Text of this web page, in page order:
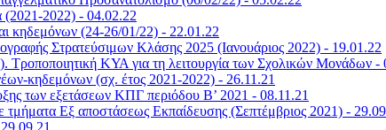
2022) - 04.02.22
κηδεμόνων (24-26/01/22) - 22.01.22
Στρατεύσιμων Κλάσης 2025 (Ιανουάριος 2022) - 19.01.22
ΚΥΑ για τη λειτουργία των Σχολικών Μονάδων -
κηδεμόνων (σχ. έτος 2021-2022) - 26.11.21
των εξετάσεων ΚΠΓ περιόδου Β’ 2021 - 08.11.21
Εξ αποστάσεως Εκπαίδευσης (Σεπτέμβριος 2021) -